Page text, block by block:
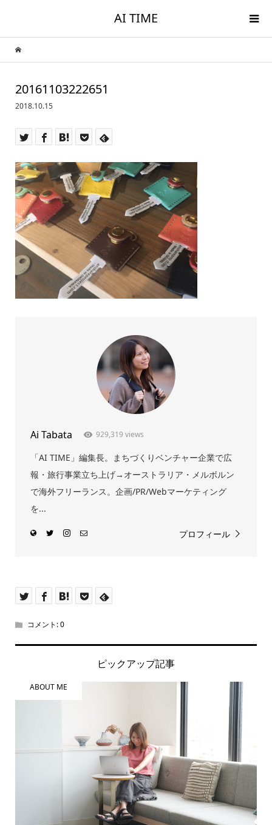
AI TIME
20161103222651
2018.10.15
Ai Tabata 929,319 views
「AI TIME」編集長。まちづくりベンチャー企業で広
報・旅行事業立ち上げ→オーストラリア・メルボルン
で海外フリーランス。企画/PR/Webマーケティング
を...
プロフィール
コメント:0
ピックアップ記事
ABOUT ME